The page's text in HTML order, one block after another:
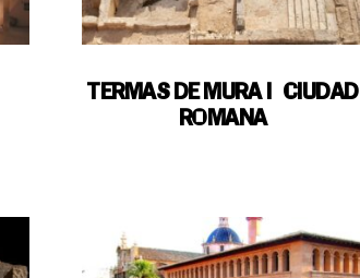
TERMAS DE MURA | CIUDAD
ROMANA